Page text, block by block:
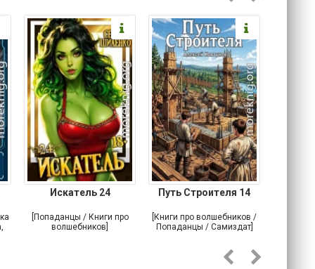
Искатель 24
[Попаданцы / Книги про
волшебников]
Путь Строителя 14
[Книги про волшебников /
Попаданцы / Самиздат]